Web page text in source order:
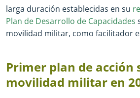
larga duración establecidas en su
Plan de Desarrollo de Capacidades
movilidad militar, como facilitador
Primer plan de acción
movilidad militar en